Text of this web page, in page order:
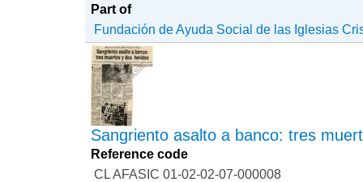
Part of
Fundación de Ayuda Social de las Iglesias
Sangriento asalto a banco: tres
Reference code
CL AFASIC 01-02-02-07-000008